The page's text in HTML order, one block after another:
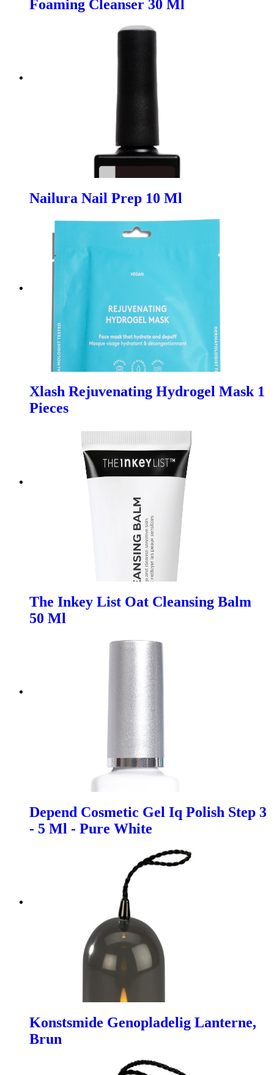
Foaming Cleanser 30 Ml
Nailura Nail Prep 10 Ml
Xlash Rejuvenating Hydrogel Mask 1
Pieces
The Inkey List Oat Cleansing Balm
50 Ml
Depend Cosmetic Gel Iq Polish Step 3
- 5 Ml - Pure White
Konstsmide Genopladelig Lanterne,
Brun